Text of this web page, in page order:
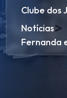
Clube dos
Notícias>
Fernanda